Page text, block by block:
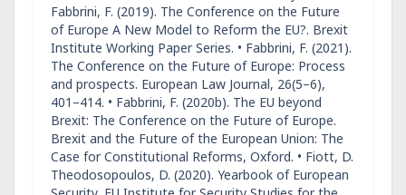
Fabbrini, F. (2019). The Conference on the Future
of Europe A New Model to Reform the EU?. Brexit
Institute Working Paper Series. • Fabbrini, F. (2021).
The Conference on the Future of Europe: Process
and prospects. European Law Journal, 26(5–6),
401–414. • Fabbrini, F. (2020b). The EU beyond
Brexit: The Conference on the Future of Europe.
Brexit and the Future of the European Union: The
Case for Constitutional Reforms, Oxford. • Fiott, D.
Theodosopoulos, D. (2020). Yearbook of European